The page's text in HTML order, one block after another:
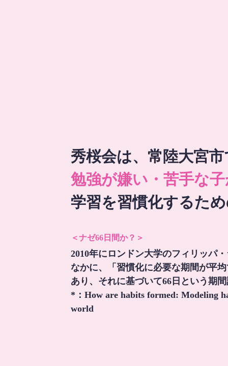
秀桜会は、常陸大宮市
勉強が嫌い・苦手な
学習を習慣化するた
＜ナゼ66日間か？＞
2010年にロンドン大学のフィリッパ
なかに、「習慣化に必要な期間が平
あり、それに基づいて66日という期
*：How are habits formed: Modeling
world